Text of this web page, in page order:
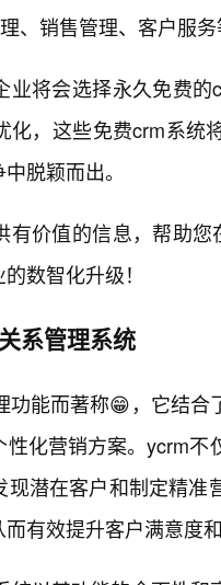
、销售管理、客户服
业将会选择永久免费
化，这些免费crm系统
脱颖而出。
有价值的信息，帮助
数智化升级！
系管理系统
功能而著称😁，它结合
化营销方案。ycrm
潜在客户和制定精准
有效提升客户满意度